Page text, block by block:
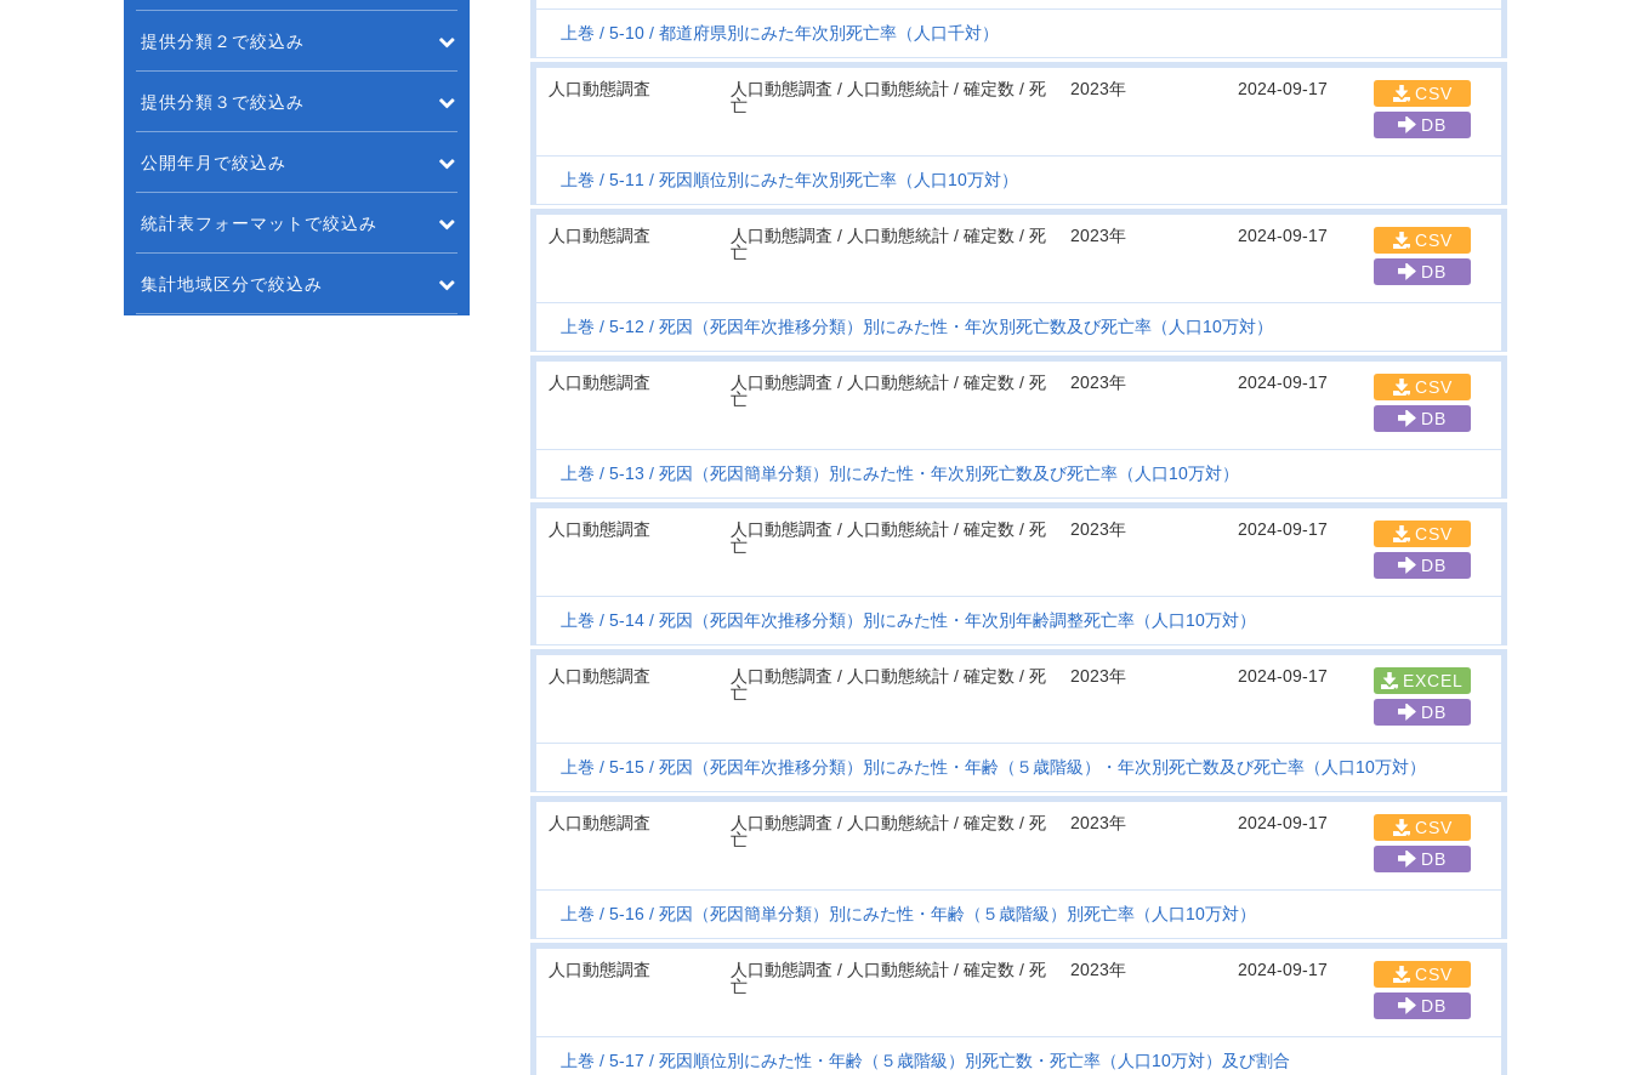
上巻 5-10 都道府県別にみた年次別死亡率（人口千対）
人口動態調査
人口動態調査 / 人口動態統計 / 確定数 / 死
亡
2023年 2024-09-17
CSV
DB
上巻 5-11 死因順位別にみた年次別死亡率（人口10万対）
人口動態調査
人口動態調査 / 人口動態統計 / 確定数 / 死
亡
2023年 2024-09-17
CSV
DB
上巻 5-12 死因（死因年次推移分類）別にみた性・年次別死亡数及び死亡率（人口10万対）
人口動態調査
人口動態調査 / 人口動態統計 / 確定数 / 死
亡
2023年 2024-09-17
CSV
DB
上巻 5-13 死因（死因簡単分類）別にみた性・年次別死亡数及び死亡率（人口10万対）
人口動態調査
人口動態調査 / 人口動態統計 / 確定数 / 死
亡
2023年 2024-09-17
CSV
DB
上巻 5-14 死因（死因年次推移分類）別にみた性・年次別年齢調整死亡率（人口10万対）
人口動態調査
人口動態調査 / 人口動態統計 / 確定数 / 死
亡
2023年 2024-09-17
EXCEL
DB
上巻 5-15 死因（死因年次推移分類）別にみた性・年齢（５歳階級）・年次別死亡数及び死亡率（人口10万対）
人口動態調査
人口動態調査 / 人口動態統計 / 確定数 / 死
亡
2023年 2024-09-17
CSV
DB
上巻 5-16 死因（死因簡単分類）別にみた性・年齢（５歳階級）別死亡率（人口10万対）
人口動態調査
人口動態調査 / 人口動態統計 / 確定数 / 死
亡
2023年 2024-09-17
CSV
DB
上巻 5-17 死因順位別にみた性・年齢（５歳階級）別死亡数・死亡率（人口10万対）及び割合
提供分類２で絞込み
提供分類３で絞込み
公開年月で絞込み
統計表フォーマットで絞込み
集計地域区分で絞込み